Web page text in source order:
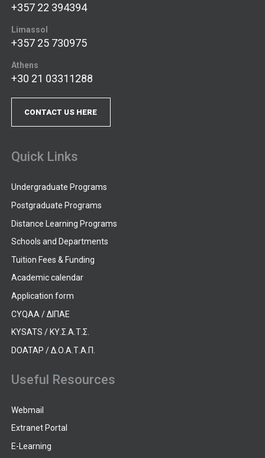
+357 22 394394
Limassol
+357 25 730975
Athens
+30 21 03311288
CONTACT US HERE
Quick Links
Undergraduate Programs
Postgraduate Programs
Distance Learning Programs
Schools and Departments
Tuition Fees & Funding
Academic calendar
Application form
CYQAA / ΔΙΠΑΕ
KYSATS / ΚΥ.Σ.Α.Τ.Σ.
DOATAP / Δ.Ο.Α.Τ.Α.Π.
Useful Resources
Webmail
Extranet Portal
E-Learning